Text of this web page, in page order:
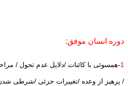
دوره انسان موفق:
1-همسوئی با کائنات /دلایل عدم تحول /
/ پرهیز از وعده /تغییرات جزئی /شرطی